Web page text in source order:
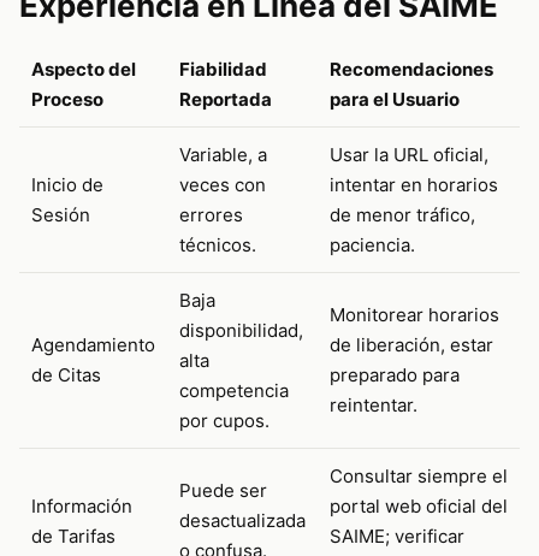
Aspecto del
Proceso
Fiabilidad
Reportada
Recomendaciones
para el Usuario
Inicio de
Sesión
Variable, a
veces con
errores
técnicos.
Usar la URL oficial,
intentar en horarios
de menor tráfico,
paciencia.
Agendamiento
de Citas
Baja
disponibilidad,
alta
competencia
por cupos.
Monitorear horarios
de liberación, estar
preparado para
reintentar.
Información
de Tarifas
Puede ser
desactualizada
o confusa.
Consultar siempre el
portal web oficial del
SAIME; verificar